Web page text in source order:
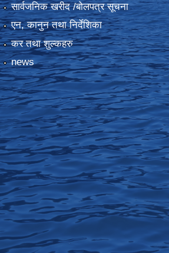
सार्वजनिक खरीद /बोलपत्र सूचना
एन, कानुन तथा निर्देशिका
कर तथा शुल्कहरु
news